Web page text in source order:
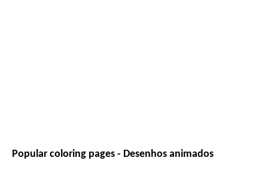
Popular coloring pages - Desenhos animados